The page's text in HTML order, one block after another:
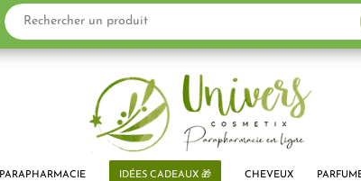
PARAPHARMACIE IDÉES CADEAUX 🎁 CHEVEUX